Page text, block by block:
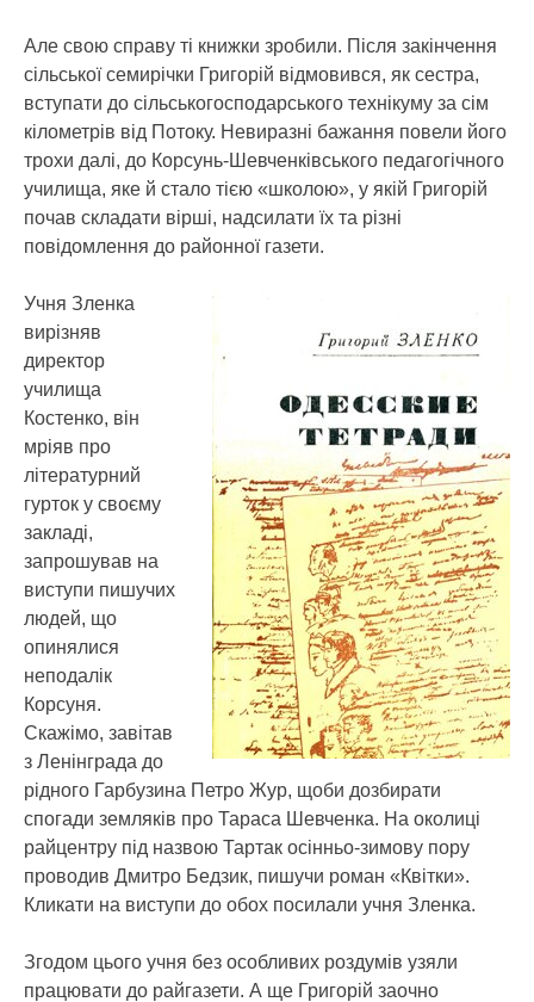
Але свою справу ті книжки зробили. Після закінчення
сільської семирічки Григорій відмовився, як сестра,
вступати до сільськогосподарського технікуму за сім
кілометрів від Потоку. Невиразні бажання повели його
трохи далі, до Корсунь-Шевченківського педагогічного
училища, яке й стало тією «школою», у якій Григорій
почав складати вірші, надсилати їх та різні
повідомлення до районної газети.
Учня Зленка
вирізняв
директор
училища
Костенко, він
мріяв про
літературний
гурток у своєму
закладі,
запрошував на
виступи пишучих
людей, що
опинялися
неподалік
Корсуня.
Скажімо, завітав
з Ленінграда до
рідного Гарбузина Петро Жур, щоби дозбирати
спогади земляків про Тараса Шевченка. На околиці
райцентру під назвою Тартак осінньо-зимову пору
проводив Дмитро Бедзик, пишучи роман «Квітки».
Кликати на виступи до обох посилали учня Зленка.
Згодом цього учня без особливих роздумів узяли
працювати до райгазети. А ще Григорій заочно